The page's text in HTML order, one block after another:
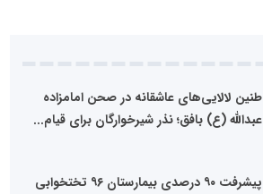
طنین لالایی‌های عاشقانه در صحن امامزاده
عبدالله (ع) بافق؛ نذر شیرخوارگان برای قیام...
پیشرفت ۹۰ درصدی بیمارستان ۹۶ تختخوابی